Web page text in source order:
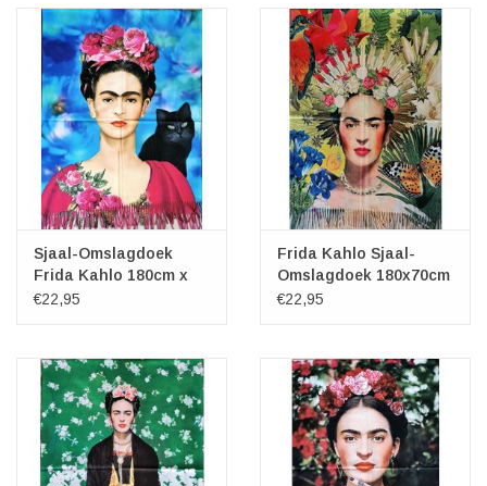
Sjaal-Omslagdoek
Frida Kahlo 180cm x
70cm
€22,95
Frida Kahlo Sjaal-
Omslagdoek 180x70cm
€22,95